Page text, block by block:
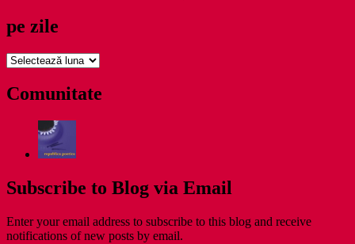
pe zile
pe
Comunitate
Subscribe to Blog via Email
Enter your email address to subscribe to this blog and receive
notifications of new posts by email.